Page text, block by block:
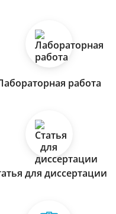
работа
для диссертации